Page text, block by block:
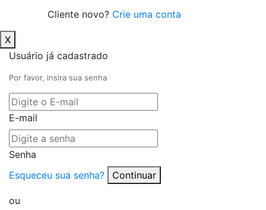
Cliente novo? Crie uma conta
X
Usuário já cadastrado
Por favor, insira sua senha
E-mail
Senha
Esqueceu sua senha?
Continuar
ou